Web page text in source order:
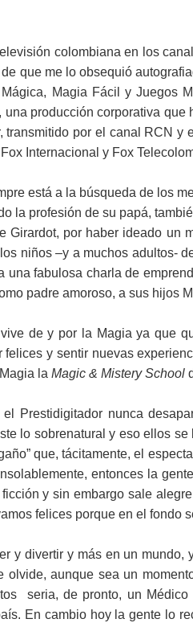
colombiana en los
que me lo obsequió
Magia Fácil y Juegos
una producción corporativa
transmitido por el canal RCN
Internacional y Fox
está a la búsqueda de los
la profesión de su papá,
por haber ideado un
niños –y a muchos adultos-
una fabulosa charla de
padre amoroso, a sus hijos
de y por la Magia ya que
felices y sentir nuevas
la Magic & Mistery School
Prestidigitador nunca
lo sobrenatural y eso ellos
que, tácitamente, el
entonces la
y sin embargo sale alegre
felices porque en el fondo
y divertir y más en un
aunque sea un
seria, de pronto, un
En cambio hoy la gente lo